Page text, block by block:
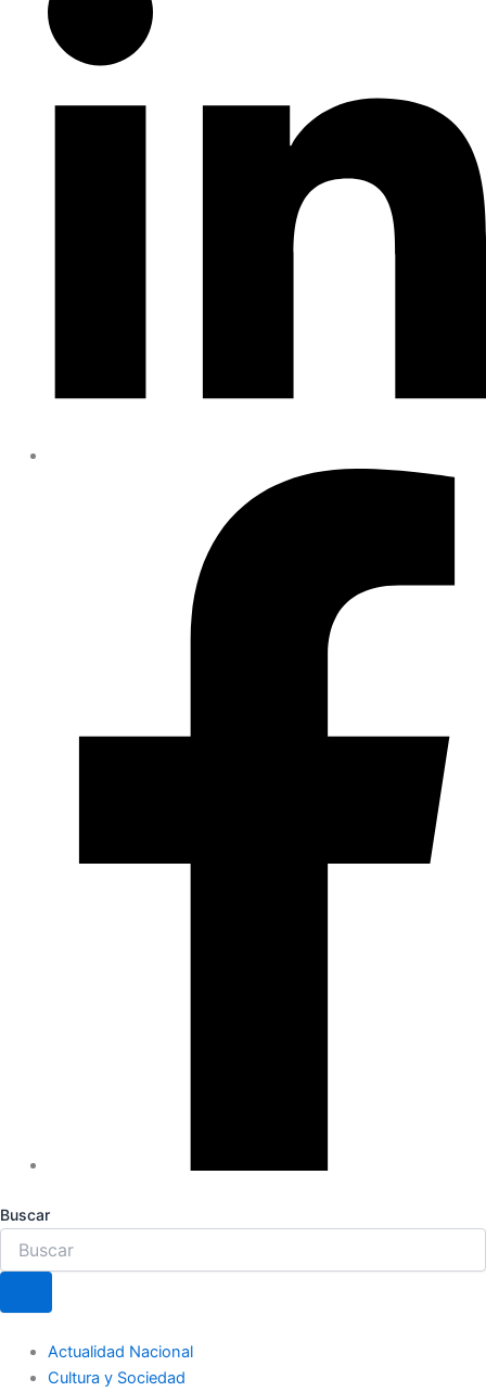
Buscar
Actualidad Nacional
Cultura y Sociedad